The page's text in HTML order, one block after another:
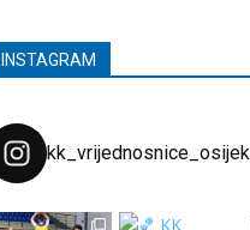
INSTAGRAM
kk_vrijednosnice_osijek